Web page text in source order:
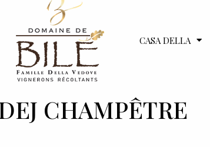
CASA DELLA
CHAMPÊTRE